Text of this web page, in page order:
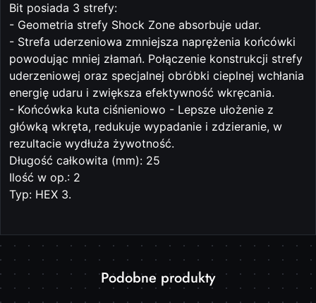
Bit posiada 3 strefy:
- Geometria strefy Shock Zone absorbuje udar.
- Strefa uderzeniowa zmniejsza naprężenia końcówki
powodując mniej złamań. Połączenie konstrukcji strefy
uderzeniowej oraz specjalnej obróbki cieplnej wchłania
energię udaru i zwiększa efektywność wkręcania.
- Końcówka kuta ciśnieniowo - Lepsze ułożenie z
główką wkręta, redukuje wypadanie i zdzieranie, w
rezultacie wydłuża żywotność.
Długość całkowita (mm): 25
Ilość w op.: 2
Typ: HEX 3.
Pomiń karuzelę produktów
Produkty
Podobne produkty